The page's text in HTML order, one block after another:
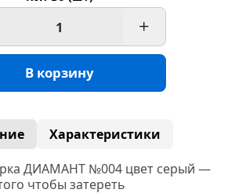
+
В корзину
Характеристики
ДИАМАНТ №004 цвет серый —
чтобы затереть